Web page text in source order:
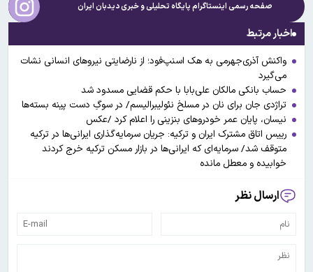
صفحه رسمی اینستاگرام پایگاه تحلیلی و خبریدیدبان ایران
اخبار مرتبط
واکنش آذری‌جهرمی به هک اسنپ‌فود؛ از نارضایتی نیرو‌های انسانی نشات
می‌گیرد
حساب بانکی مالکان علی‌بابا با حکم قضایی مسدود شد
تراژدی جان برای نان در مسلخ نئولیبرالیسم/ در سوگِ دست پینه بسته‌ها
نیسان، پایان عمر خودروهای بنزینی را اعلام کرد /عکس
رییس اتاق مشترک ایران و ترکیه: جریان سرمایه‌گذاری ایرانی‌ها در ترکیه
متوقف شد/ سرمایه‌ای که ایرانی‌ها در بازار مسکن ترکیه خرج کردند
خوابیده و معطل مانده
ارسال نظر